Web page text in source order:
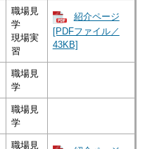
職場見
学
現場実
習
紹介ページ
[PDFファイル／
43KB]
職場見
学
職場見
学
職場見